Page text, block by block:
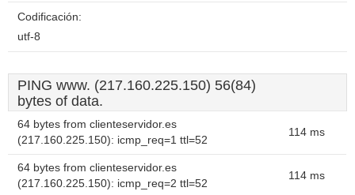
Codificación:
utf-8
PING www. (217.160.225.150) 56(84)
bytes of data.
64 bytes from clienteservidor.es
(217.160.225.150): icmp_req=1 ttl=52
114 ms
64 bytes from clienteservidor.es
(217.160.225.150): icmp_req=2 ttl=52
114 ms